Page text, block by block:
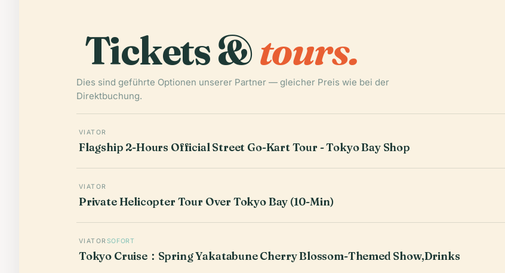
Tickets &tours.
Dies sind geführte Optionen unserer Partner — gleicher Preis wie bei der
Direktbuchung.
VIATOR
Flagship 2-Hours Official Street Go-Kart Tour - Tokyo Bay Shop
VIATOR
Private Helicopter Tour Over Tokyo Bay (10-Min)
VIATOR SOFORT
Tokyo Cruise：Spring Yakatabune Cherry Blossom-Themed Show,Drinks